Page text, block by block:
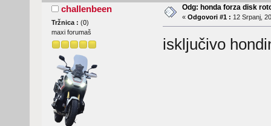
challenbeen
Tržnica : (0)
maxi forumaš
Odg: honda forza disk
« Odgovori #1 : 12 Srpanj,
isključivo